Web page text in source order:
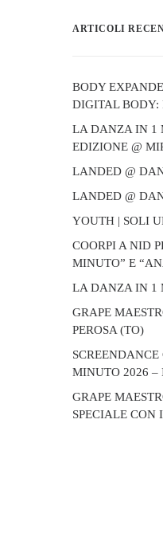
ARTICOLI
BODY
DIGITAL BODY:
LA DANZA IN 1
EDIZIONE @
LANDED @
LANDED @
YOUTH | SOLI
COORPI A NID
MINUTO” E
LA DANZA IN 1
GRAPE
PEROSA (TO)
MINUTO 2026 –
GRAPE
SPECIALE CON